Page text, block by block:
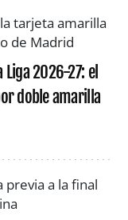
Liga 2026-27: el
doble amarilla